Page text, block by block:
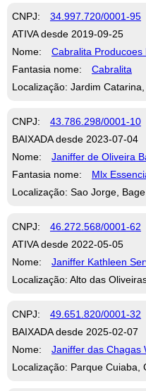
CNPJ: 34.997.720/0001-95
ATIVA desde 2019-09-25
Nome:
Cabralita Producoes
Fantasia nome:
Cabralita
Localização: Jardim
CNPJ: 43.786.298/0001-10
BAIXADA desde 2023-07-04
Nome:
Janiffer de Oliveira
Fantasia nome:
Mlx
Localização: Sao Jorge,
CNPJ: 46.272.568/0001-62
ATIVA desde 2022-05-05
Nome:
Janiffer Kathleen
Localização: Alto das
CNPJ: 49.651.820/0001-32
BAIXADA desde 2025-02-07
Nome:
Janiffer das Chagas
Localização: Parque Cuiaba,